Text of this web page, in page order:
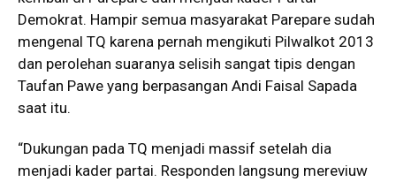
Demokrat. Hampir semua masyarakat Parepare sudah
mengenal TQ karena pernah mengikuti Pilwalkot 2013
dan perolehan suaranya selisih sangat tipis dengan
Taufan Pawe yang berpasangan Andi Faisal Sapada
saat itu.
“Dukungan pada TQ menjadi massif setelah dia
menjadi kader partai. Responden langsung mereviuw